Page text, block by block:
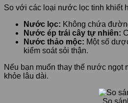
So với các loại nước lọc tinh khiết
Nước lọc: Không chứa
Nước ép trái cây tự nhiên:
Nước thảo mộc: Một số
kiểm soát sỏi thận.
Nếu bạn muốn thay thế nước
khỏe lâu dài.